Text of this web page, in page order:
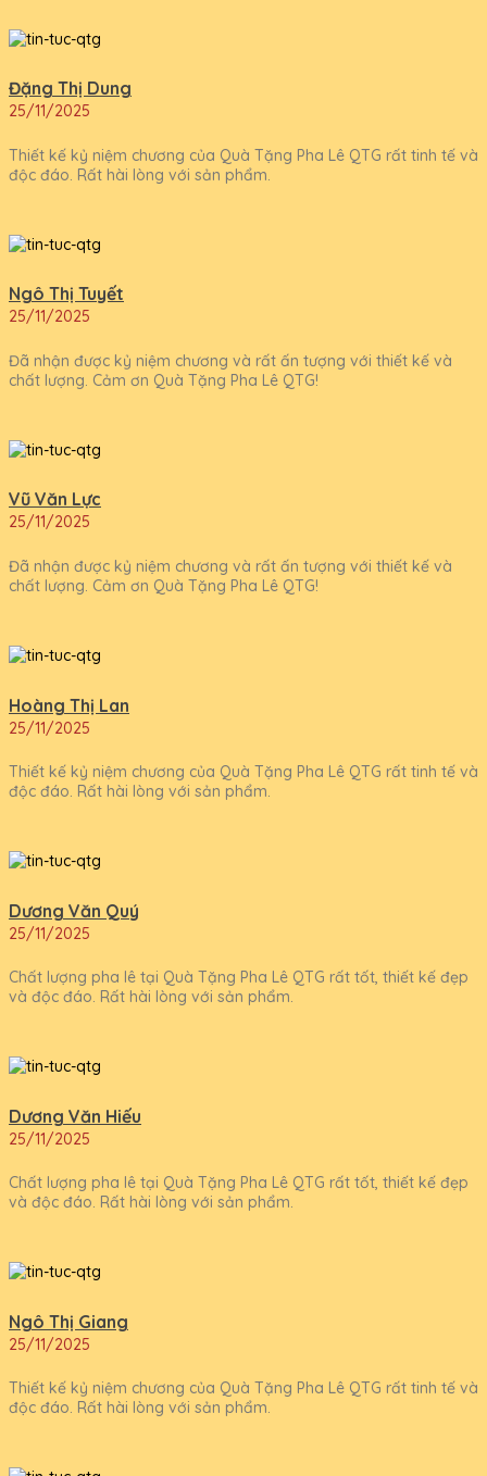
Đặng Thị Dung
25/11/2025
Thiết kế kỷ niệm chương của Quà Tặng Pha Lê QTG rất tinh tế và
độc đáo. Rất hài lòng với sản phẩm.
Ngô Thị Tuyết
25/11/2025
Đã nhận được kỷ niệm chương và rất ấn tượng với thiết kế và
chất lượng. Cảm ơn Quà Tặng Pha Lê QTG!
Vũ Văn Lực
25/11/2025
Đã nhận được kỷ niệm chương và rất ấn tượng với thiết kế và
chất lượng. Cảm ơn Quà Tặng Pha Lê QTG!
Hoàng Thị Lan
25/11/2025
Thiết kế kỷ niệm chương của Quà Tặng Pha Lê QTG rất tinh tế và
độc đáo. Rất hài lòng với sản phẩm.
Dương Văn Quý
25/11/2025
Chất lượng pha lê tại Quà Tặng Pha Lê QTG rất tốt, thiết kế đẹp
và độc đáo. Rất hài lòng với sản phẩm.
Dương Văn Hiếu
25/11/2025
Chất lượng pha lê tại Quà Tặng Pha Lê QTG rất tốt, thiết kế đẹp
và độc đáo. Rất hài lòng với sản phẩm.
Ngô Thị Giang
25/11/2025
Thiết kế kỷ niệm chương của Quà Tặng Pha Lê QTG rất tinh tế và
độc đáo. Rất hài lòng với sản phẩm.